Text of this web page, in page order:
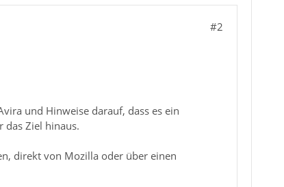
#2
und Hinweise darauf, dass es ein
das Ziel hinaus.
direkt von Mozilla oder über einen